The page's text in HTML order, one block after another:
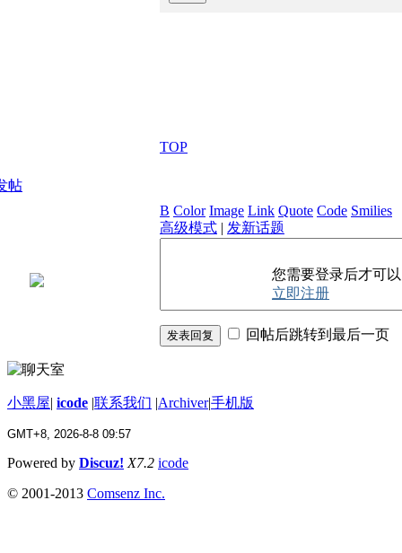
TOP
帖
B Color Image Link Quote Code Smilies
高级模式 | 发新话题
发表回复 回帖后跳转到最后一页
您需要登录后才可
立即注册
小黑屋| icode |联系我们 |Archiver|手机版
GMT+8, 2026-8-8 09:57
Powered by Discuz! X7.2 icode
© 2001-2013 Comsenz Inc.